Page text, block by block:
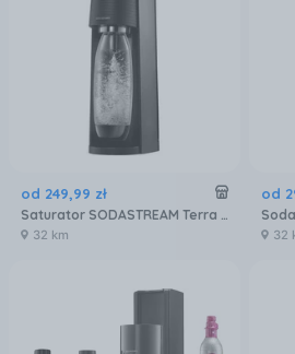
od 249,99 zł
Saturator SODASTREAM Terra Czarny + 2 butelki + Syrop 7UP 440 ml
32 km
od
32